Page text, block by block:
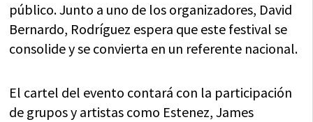
público. Junto a uno de los organizadores, David
Bernardo, Rodríguez espera que este festival se
consolide y se convierta en un referente nacional.
El cartel del evento contará con la participación
de grupos y artistas como Estenez, James